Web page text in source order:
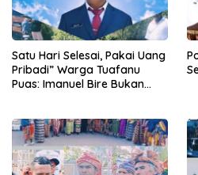
Satu Hari Selesai, Pakai Uang
Pribadi” Warga Tuafanu
Puas: Imanuel Bire Bukan